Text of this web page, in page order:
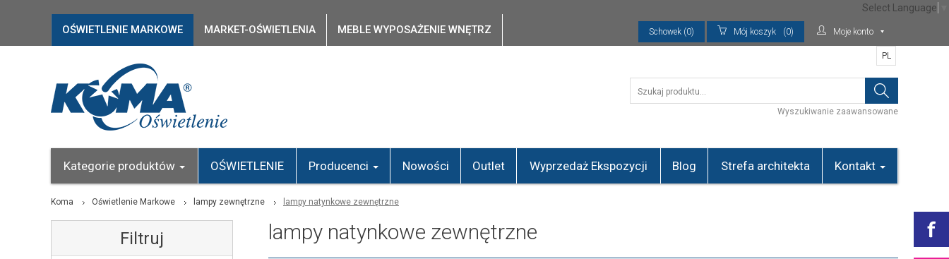
OŚWIETLENIE MARKOWE MARKET-OŚWIETLENIA MEBLE WYPOSAŻENIE WNĘTRZ Schowek (0) Mój koszyk (0) Moje konto
Wyszukiwanie zaawansowane
PL
Kategorie produktów OŚWIETLENIE Producenci Nowości Outlet Wyprzedaż Ekspozycji Blog Strefa architekta Kontakt
Koma Oświetlenie Markowe lampy zewnętrzne lampy natynkowe zewnętrzne
Filtruj lampy natynkowe zewnętrzne
Select Language